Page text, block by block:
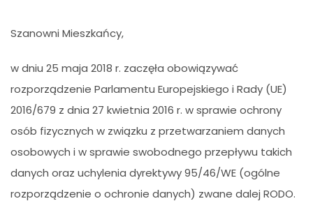
Szanowni Mieszkańcy,
w dniu 25 maja 2018 r. zaczęła obowiązywać
rozporządzenie Parlamentu Europejskiego i Rady (UE)
2016/679 z dnia 27 kwietnia 2016 r. w sprawie ochrony
osób fizycznych w związku z przetwarzaniem danych
osobowych i w sprawie swobodnego przepływu takich
danych oraz uchylenia dyrektywy 95/46/WE (ogólne
rozporządzenie o ochronie danych) zwane dalej RODO.